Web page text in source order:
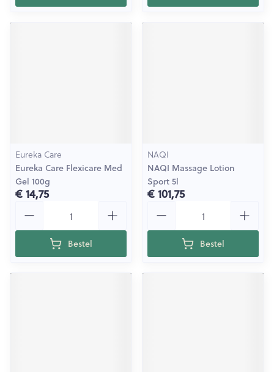
Eureka Care
Eureka Care Flexicare Med
Gel 100g
€ 14,75
Bestel
NAQI
NAQI Massage Lotion
Sport 5l
€ 101,75
Bestel